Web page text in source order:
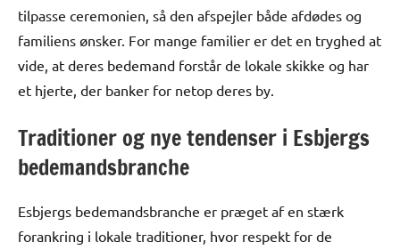
tilpasse ceremonien, så den afspejler både afdødes og
familiens ønsker. For mange familier er det en tryghed at
vide, at deres bedemand forstår de lokale skikke og har
et hjerte, der banker for netop deres by.
Traditioner og nye tendenser i Esbjergs
bedemandsbranche
Esbjergs bedemandsbranche er præget af en stærk
forankring i lokale traditioner, hvor respekt for de